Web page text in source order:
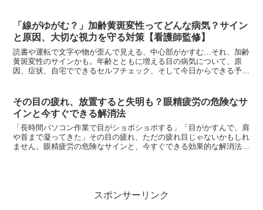
「線がゆがむ？」加齢黄斑変性ってどんな病気？サイン
と原因、大切な視力を守る対策【看護師監修】
読書や運転で文字や物が歪んで見える、中心部がかすむ…それ、加齢
黄斑変性のサインかも。年齢とともに増える目の病気について、原
因、症状、自宅でできるセルフチェック、そして今日からできる予
その目の疲れ、放置すると失明も？眼精疲労の危険なサ
インと今すぐできる解消法
「長時間パソコン作業で目がショボショボする」「目がかすんで、肩
や首まで凝ってきた」その目の疲れ、ただの疲れ目じゃないかもしれ
ません。眼精疲労の危険なサインと、今すぐできる効果的な解消法を
スポンサーリンク